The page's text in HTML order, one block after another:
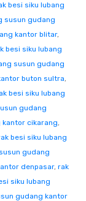
besi siku lubang
susun gudang
kantor blitar,
besi siku lubang
susun gudang
buton sultra,
besi siku lubang
gudang
kantor cikarang,
besi siku lubang
gudang
denpasar, rak
siku lubang
gudang kantor